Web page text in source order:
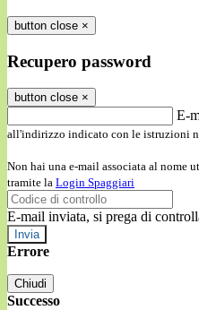
button close ×
Recupero password
button close ×
E-
all'indirizzo indicato con le istruzioni
Non hai una e-mail associata al nome
tramite la Login Spaggiari
E-mail inviata, si prega di
Errore
Chiudi
Successo